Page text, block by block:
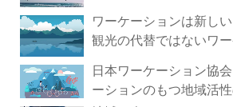
ワーケーションは新し
観光の代替ではないワ
日本ワーケーション協
ーションのもつ地域活